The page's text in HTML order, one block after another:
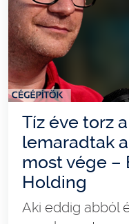
Tíz éve torz
lemaradtak
most vége –
Holding
Aki eddig abból